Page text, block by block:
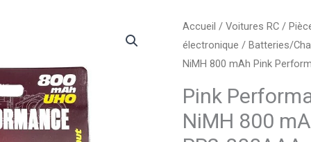
Accueil /Voitures RC /
électronique /Batteries/
NiMH 800 mAh Pink
Pink
NiMH 800